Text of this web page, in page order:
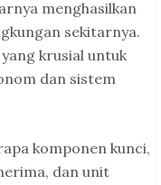
menghasilkan
sekitarnya.
krusial untuk
dan sistem
komponen kunci,
dan unit